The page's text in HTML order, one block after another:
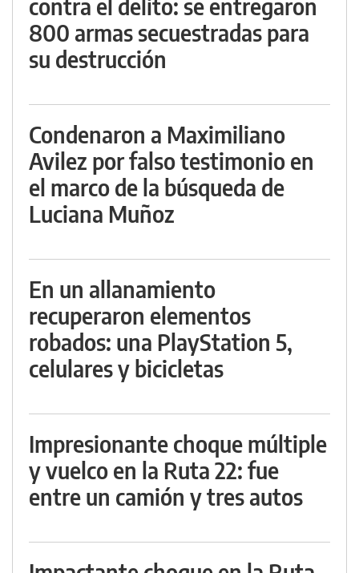
contra el delito: se entregaron
800 armas secuestradas para
su destrucción
Condenaron a Maximiliano
Avilez por falso testimonio en
el marco de la búsqueda de
Luciana Muñoz
En un allanamiento
recuperaron elementos
robados: una PlayStation 5,
celulares y bicicletas
Impresionante choque múltiple
y vuelco en la Ruta 22: fue
entre un camión y tres autos